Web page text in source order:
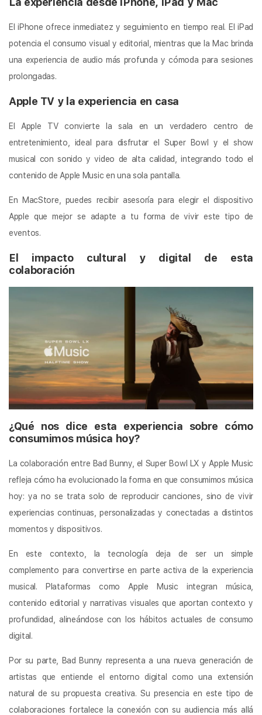
El iPhone ofrece inmediatez y seguimiento en tiempo real. El iPad
potencia el consumo visual y editorial, mientras que la Mac brinda
una experiencia de audio más profunda y cómoda para sesiones
prolongadas.
Apple TV y la experiencia en casa
El Apple TV convierte la sala en un verdadero centro de
entretenimiento, ideal para disfrutar el Super Bowl y el show
musical con sonido y video de alta calidad, integrando todo el
contenido de Apple Music en una sola pantalla.
En MacStore, puedes recibir asesoría para elegir el dispositivo
Apple que mejor se adapte a tu forma de vivir este tipo de
eventos.
El impacto cultural y digital de esta
colaboración
¿Qué nos dice esta experiencia sobre cómo
consumimos música hoy?
La colaboración entre Bad Bunny, el Super Bowl LX y Apple Music
refleja cómo ha evolucionado la forma en que consumimos música
hoy: ya no se trata solo de reproducir canciones, sino de vivir
experiencias continuas, personalizadas y conectadas a distintos
momentos y dispositivos.
En este contexto, la tecnología deja de ser un simple
complemento para convertirse en parte activa de la experiencia
musical. Plataformas como Apple Music integran música,
contenido editorial y narrativas visuales que aportan contexto y
profundidad, alineándose con los hábitos actuales de consumo
digital.
Por su parte, Bad Bunny representa a una nueva generación de
artistas que entiende el entorno digital como una extensión
natural de su propuesta creativa. Su presencia en este tipo de
colaboraciones fortalece la conexión con su audiencia más allá